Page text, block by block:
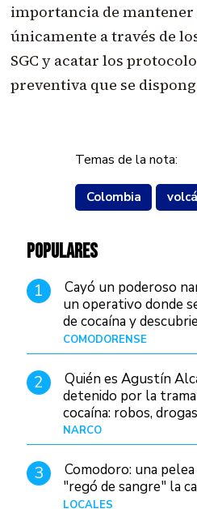
importancia de
únicamente a través de
SGC y acatar los
preventiva que se
Temas de la nota:
Colombia
POPULARES
1
Cayó un poderoso
un operativo donde
de cocaína y
Patagonia
COMODORENSE
2
Quién es Agustín
detenido por la
cocaína: robos,
judiciales
NARCO
3
Comodoro: una
"regó de sangre" la
LOCALES